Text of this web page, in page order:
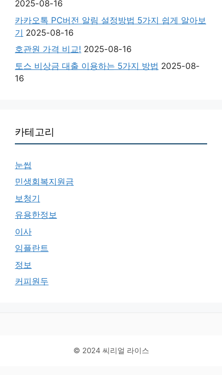
2025-08-16
카카오톡 PC버전 알림 설정방법 5가지 쉽게 알아보
기 2025-08-16
호관원 가격 비교! 2025-08-16
토스 비상금 대출 이용하는 5가지 방법 2025-08-
16
카테고리
눈썹
민생회복지원금
보청기
유용한정보
이사
임플란트
정보
커피원두
© 2024 씨리얼 라이스